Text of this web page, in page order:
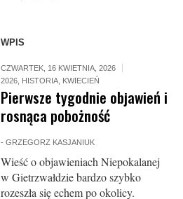
WPIS
CZWARTEK, 16 KWIETNIA, 2026
2026 HISTORIA KWIECIEŃ
Pierwsze tygodnie objawień i
rosnąca pobożność
-GRZEGORZ KASJANIUK
Wieść o objawieniach Niepokalanej
w Gietrzwałdzie bardzo szybko
rozeszła się echem po okolicy.